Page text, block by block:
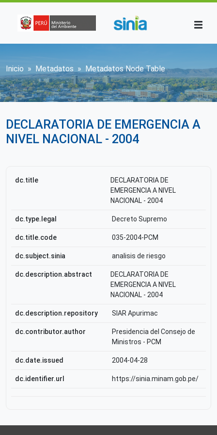
Sobrescribir enlaces de ayuda a la
Inicio Metadatos Metadatos Node Table
DECLARATORIA DE EMERGENCIA A
NIVEL NACIONAL - 2004
dc.title
DECLARATORIA DE
EMERGENCIA A NIVEL
NACIONAL - 2004
dc.type.legal Decreto Supremo
dc.title.code 035-2004-PCM
dc.subject.sinia analisis de riesgo
dc.description.abstract
DECLARATORIA DE
EMERGENCIA A NIVEL
NACIONAL - 2004
dc.description.repository SIAR Apurimac
dc.contributor.author
Presidencia del Consejo de
Ministros - PCM
dc.date.issued 2004-04-28
dc.identifier.url https://sinia.minam.gob.pe/